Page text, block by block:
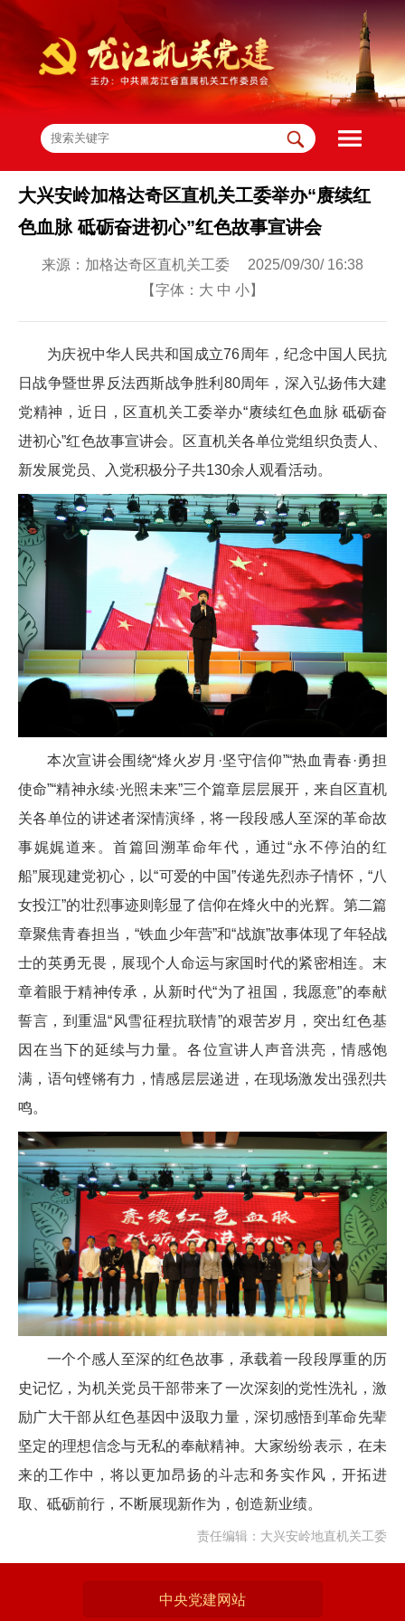
大兴安岭加格达奇区直机关工委举办“赓续红
色血脉 砥砺奋进初心”红色故事宣讲会
来源：加格达奇区直机关工委 2025/09/30/ 16:38
【字体： 大 中 小】
为庆祝中华人民共和国成立76周年，纪念中国人民抗
日战争暨世界反法西斯战争胜利80周年，深入弘扬伟大建
党精神，近日，区直机关工委举办“赓续红色血脉 砥砺奋
进初心”红色故事宣讲会。区直机关各单位党组织负责人、
新发展党员、入党积极分子共130余人观看活动。
本次宣讲会围绕“烽火岁月·坚守信仰”“热血青春·勇担
使命”“精神永续·光照未来”三个篇章层层展开，来自区直机
关各单位的讲述者深情演绎，将一段段感人至深的革命故
事娓娓道来。首篇回溯革命年代，通过“永不停泊的红
船”展现建党初心，以“可爱的中国”传递先烈赤子情怀，“八
女投江”的壮烈事迹则彰显了信仰在烽火中的光辉。第二篇
章聚焦青春担当，“铁血少年营”和“战旗”故事体现了年轻战
士的英勇无畏，展现个人命运与家国时代的紧密相连。末
章着眼于精神传承，从新时代“为了祖国，我愿意”的奉献
誓言，到重温“风雪征程抗联情”的艰苦岁月，突出红色基
因在当下的延续与力量。各位宣讲人声音洪亮，情感饱
满，语句铿锵有力，情感层层递进，在现场激发出强烈共
鸣。
一个个感人至深的红色故事，承载着一段段厚重的历
史记忆，为机关党员干部带来了一次深刻的党性洗礼，激
励广大干部从红色基因中汲取力量，深切感悟到革命先辈
坚定的理想信念与无私的奉献精神。大家纷纷表示，在未
来的工作中，将以更加昂扬的斗志和务实作风，开拓进
取、砥砺前行，不断展现新作为，创造新业绩。
责任编辑：大兴安岭地直机关工委
中央党建网站